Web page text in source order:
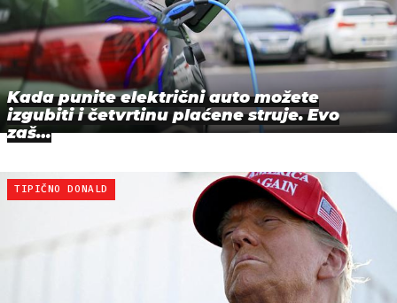
Kada punite električni auto možete
izgubiti i četvrtinu plaćene struje. Evo
zaš…
TIPIČNO DONALD